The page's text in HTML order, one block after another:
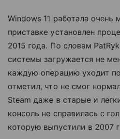
Windows 11 работала очень
приставке установлен
2015 года. По словам
системы загружается не
каждую операцию уходит
отметил, что не смог
Steam даже в старые и
консоль не справилась с
которую выпустили в 2007